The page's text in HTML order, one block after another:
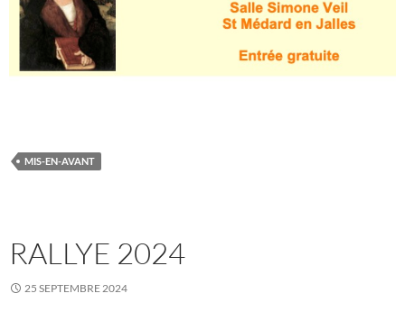
MIS-EN-AVANT
RALLYE 2024
25 SEPTEMBRE 2024